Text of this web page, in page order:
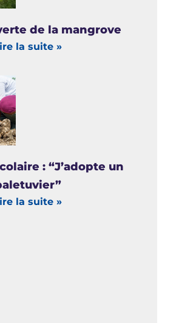
de la mangrove
la suite »
: “J’adopte un
la suite »